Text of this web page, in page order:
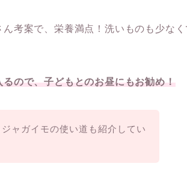
ん考案で、栄養満点！洗いものも少なく
ので、子どもとのお昼にもお勧め！
ャガイモの使い道も紹介してい